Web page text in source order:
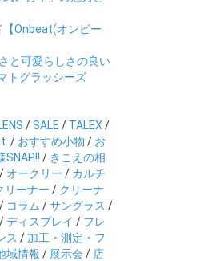
【Onbeat(オンビー
と可愛らしさの良い
トグラッシーズ
/SALE / TALEX /
/ おすすめ小物 / お
SNAP!! / きこえの相
/ オークリー / カルチ
リーナー / クリーナ
/ コラム /サングラス /
/ディスプレイ / フレ
ス / 加工・測定・フ
域情報 / 展示会 / 店